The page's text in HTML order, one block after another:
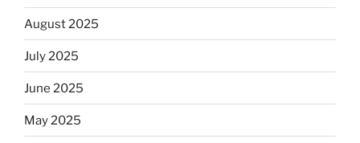
August 2025
July 2025
June 2025
May 2025